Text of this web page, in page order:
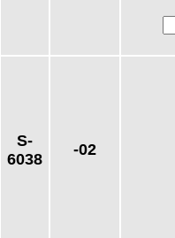
S-
6038
-02